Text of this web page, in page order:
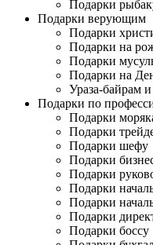
Подарки
Подарки верующим
Подарки
Подарки на
Подарки
Подарки на
Ураза-байрам
Подарки по
Подарки
Подарки
Подарки шефу
Подарки
Подарки
Подарки
Подарки
Подарки
Подарки боссу